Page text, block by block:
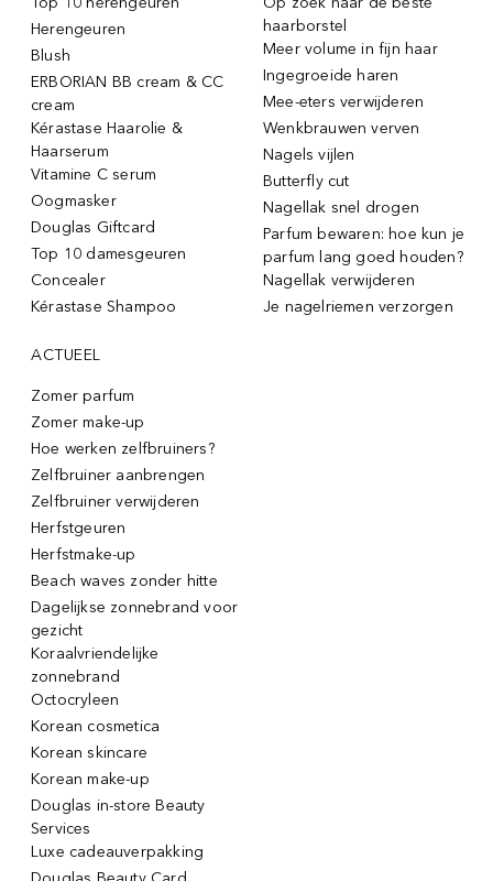
Herengeuren
Blush
ERBORIAN BB cream & CC
cream
Kérastase Haarolie &
Haarserum
Vitamine C serum
Oogmasker
Douglas Giftcard
Top 10 damesgeuren
Concealer
Kérastase Shampoo
haarborstel
Meer volume in fijn haar
Ingegroeide haren
Mee-eters verwijderen
Wenkbrauwen verven
Nagels vijlen
Butterfly cut
Nagellak snel drogen
Parfum bewaren: hoe kun je
parfum lang goed houden?
Nagellak verwijderen
Je nagelriemen verzorgen
ACTUEEL
Zomer parfum
Zomer make-up
Hoe werken zelfbruiners?
Zelfbruiner aanbrengen
Zelfbruiner verwijderen
Herfstgeuren
Herfstmake-up
Beach waves zonder hitte
Dagelijkse zonnebrand voor
gezicht
Koraalvriendelijke
zonnebrand
Octocryleen
Korean cosmetica
Korean skincare
Korean make-up
Douglas in-store Beauty
Services
Luxe cadeauverpakking